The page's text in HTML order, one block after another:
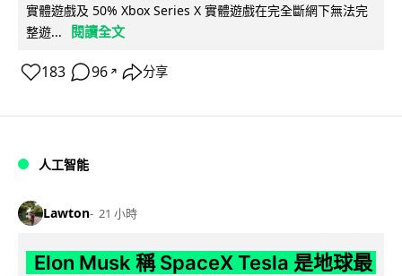
實體遊戲及 50% Xbox Series X 實體遊戲在完全斷網下無法完
整遊...
閱讀全文
183 96 ↗ 分享
人工智能
Lawton 21 小時
Elon Musk 稱 SpaceX Tesla 是地球最